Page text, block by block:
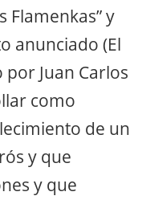
Flamenkas” y
anunciado (El
Juan Carlos
como
de un
y que
y que